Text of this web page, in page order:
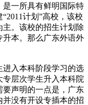
是一所具有鲜明国际特
计划”高校，该校
主。该校的招生计划除
本。那么广东外语外
入本科阶段学习的选
层次学生升入本科院
声明的一点是，广东
没有开设专插本的招